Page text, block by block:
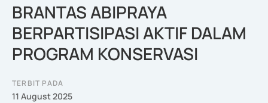
BRANTAS ABIPRAYA
BERPARTISIPASI AKTIF DALAM
PROGRAM KONSERVASI
TERBIT PADA
11 August 2025